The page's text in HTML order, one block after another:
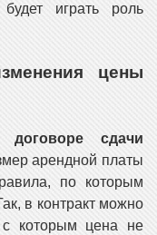
играть роль
цены
договоре сдачи
арендной платы
по которым
в контракт можно
с которым цена не